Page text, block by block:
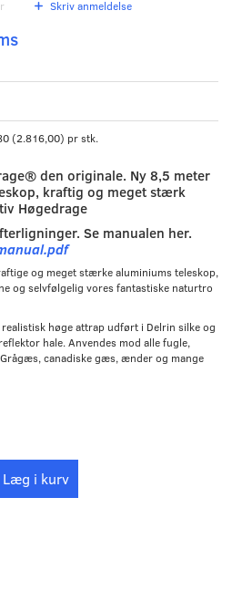
Skriv anmeldelse
(2.816,00) pr stk.
den originale. Ny 8,5 meter
kraftig og meget stærk
Høgedrage
Se manualen her.
og meget stærke aluminiums teleskop,
og selvfølgelig vores fantastiske naturtro
høge attrap udført i Delrin silke og
hale. Anvendes mod alle fugle,
canadiske gæs, ænder og mange
Læg i kurv